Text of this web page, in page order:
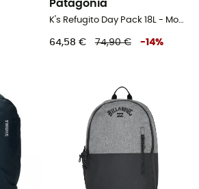
Patagonia
K's Refugito Day Pack 18L - Mochila de caminhada criança
64,58 € 74,90 € -14%